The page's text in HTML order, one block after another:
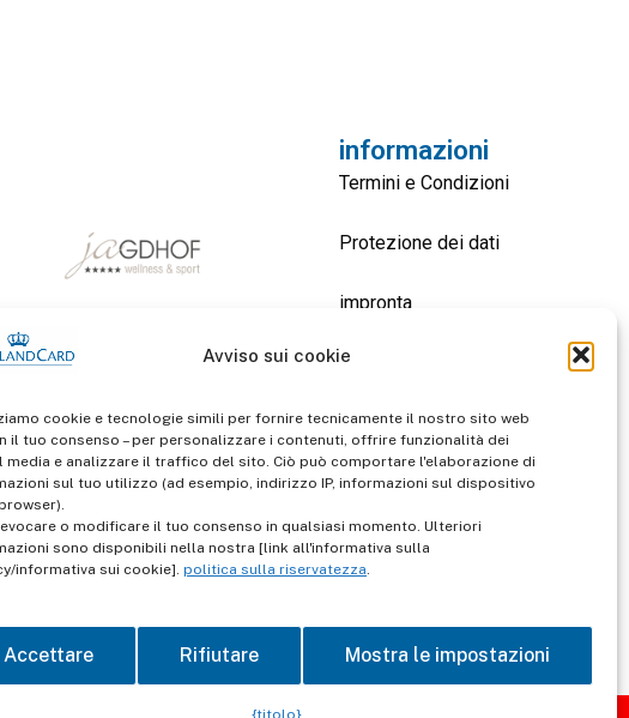
Avviso sui cookie
cookie e tecnologie simili per fornire tecnicamente il nostro sito web
il tuo consenso – per personalizzare i contenuti, offrire funzionalità dei
media e analizzare il traffico del sito. Ciò può comportare l'elaborazione di
sul tuo utilizzo (ad esempio, indirizzo IP, informazioni sul dispositivo
o modificare il tuo consenso in qualsiasi momento. Ulteriori
sono disponibili nella nostra [link all'informativa sulla
informativa sui cookie]. politica sulla riservatezza.
Accettare Rifiutare Mostra le impostazioni
{titolo}
informazioni
Termini e Condizioni
Protezione dei dati
impronta
contatto